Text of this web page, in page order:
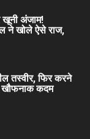
अंजाम!
ने खोले ऐसे राज,
तस्वीर, फिर करने
खौफनाक कदम